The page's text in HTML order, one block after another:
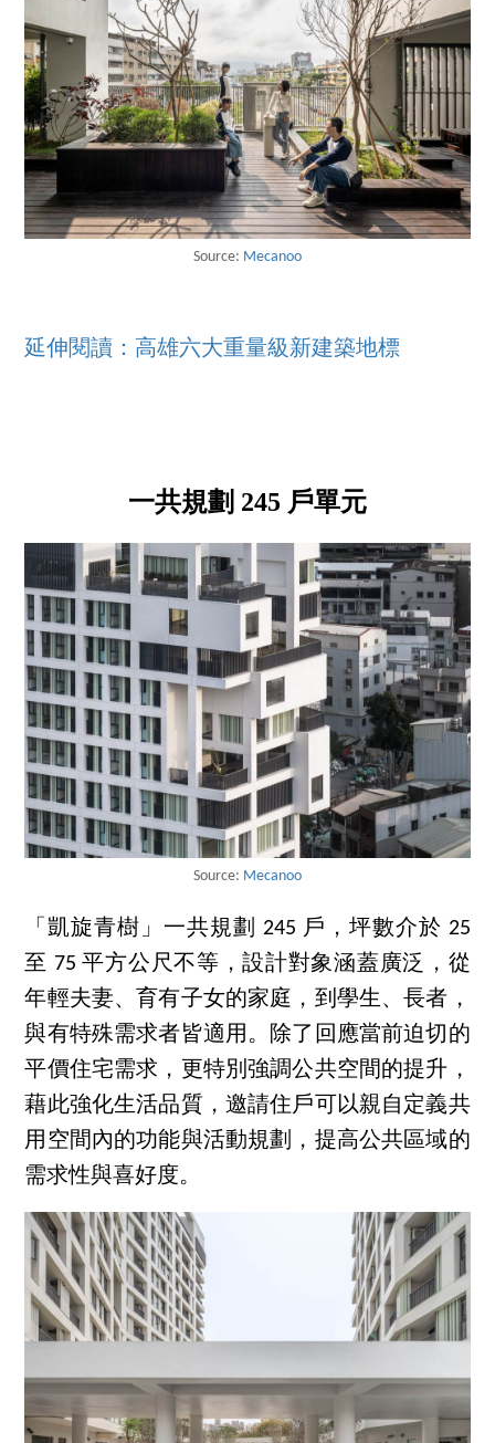
Source: Mecanoo
延伸閱讀：高雄六大重量級新建築地標
一共規劃 245 戶單元
Source: Mecanoo
「凱旋青樹」一共規劃 245 戶，坪數介於 25
至 75 平方公尺不等，設計對象涵蓋廣泛，從
年輕夫妻、育有子女的家庭，到學生、長者，
與有特殊需求者皆適用。除了回應當前迫切的
平價住宅需求，更特別強調公共空間的提升，
藉此強化生活品質，邀請住戶可以親自定義共
用空間內的功能與活動規劃，提高公共區域的
需求性與喜好度。